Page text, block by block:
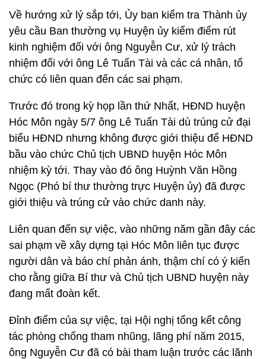
Về hướng xử lý sắp tới, Ủy ban kiểm tra Thành ủy
yêu cầu Ban thường vụ Huyện ủy kiểm điểm rút
kinh nghiệm đối với ông Nguyễn Cư, xử lý trách
nhiệm đối với ông Lê Tuấn Tài và các cá nhân, tổ
chức có liên quan đến các sai phạm.
Trước đó trong kỳ họp lần thứ Nhất, HĐND huyện
Hóc Môn ngày 5/7 ông Lê Tuấn Tài dù trúng cử đại
biểu HĐND nhưng không được giới thiệu để HĐND
bầu vào chức Chủ tịch UBND huyện Hóc Môn
nhiệm kỳ tới. Thay vào đó ông Huỳnh Văn Hồng
Ngọc (Phó bí thư thường trực Huyện ủy) đã được
giới thiệu và trúng cử vào chức danh này.
Liên quan đến sự việc, vào những năm gần đây các
sai phạm về xây dựng tại Hóc Môn liên tục được
người dân và báo chí phản ánh, thậm chí có ý kiến
cho rằng giữa Bí thư và Chủ tịch UBND huyện này
đang mất đoàn kết.
Đỉnh điểm của sự việc, tại Hội nghị tổng kết công
tác phòng chống tham nhũng, lãng phí năm 2015,
ông Nguyễn Cư đã có bài tham luận trước các lãnh